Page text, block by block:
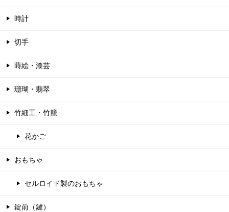
時計
切手
蒔絵・漆芸
珊瑚・翡翠
竹細工・竹籠
花かご
おもちゃ
セルロイド製のおもちゃ
錠前（鍵）